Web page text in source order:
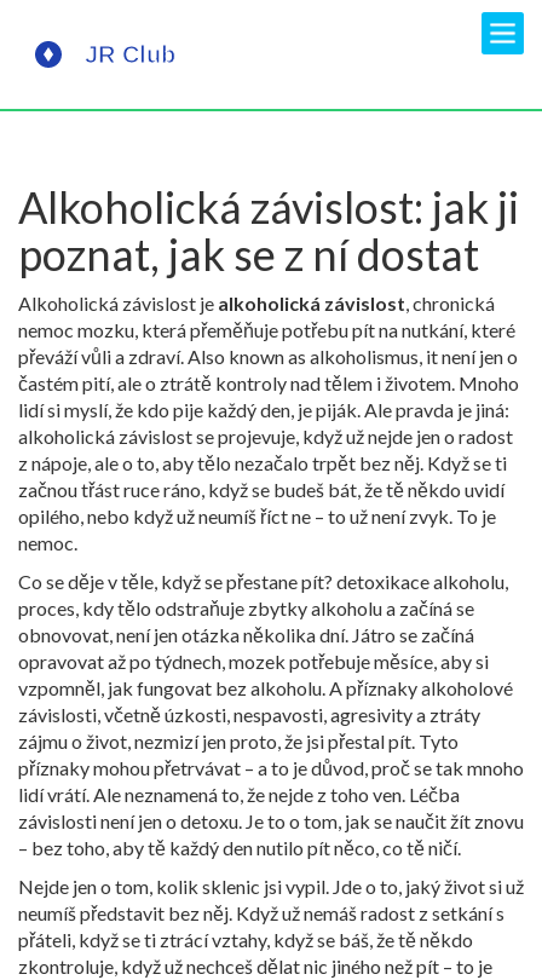
Alkoholická závislost: jak ji
poznat, jak se z ní dostat
Alkoholická závislost je alkoholická závislost,chronická
nemoc mozku, která přeměňuje potřebu pít na nutkání, které
převáží vůli a zdraví. Also known as alkoholismus, itnení jen o
častém pití, ale o ztrátě kontroly nad tělem i životem. Mnoho
lidí si myslí, že kdo pije každý den, je piják. Ale pravda je jiná:
alkoholická závislost se projevuje, když už nejde jen o radost
z nápoje, ale o to, aby tělo nezačalo trpět bez něj. Když se ti
začnou třást ruce ráno, když se budeš bát, že tě někdo uvidí
opilého, nebo když už neumíš říct ne – to už není zvyk. To je
nemoc.
Co se děje v těle, když se přestane pít? detoxikace alkoholu,
proces, kdy tělo odstraňuje zbytky alkoholu a začíná se
obnovovat, není jen otázka několika dní. Játro se začíná
opravovat až po týdnech, mozek potřebuje měsíce, aby si
vzpomněl, jak fungovat bez alkoholu. Apříznaky alkoholové
závislosti,včetně úzkosti, nespavosti, agresivity a ztráty
zájmu o život, nezmizí jen proto, že jsi přestal pít. Tyto
příznaky mohou přetrvávat – a to je důvod, proč se tak mnoho
lidí vrátí. Ale neznamená to, že nejde z toho ven. Léčba
závislosti není jen o detoxu. Je to o tom, jak se naučit žít znovu
– bez toho, aby tě každý den nutilo pít něco, co tě ničí.
Nejde jen o tom, kolik sklenic jsi vypil. Jde o to, jaký život si už
neumíš představit bez něj. Když už nemáš radost z setkání s
přáteli, když se ti ztrácí vztahy, když se báš, že tě někdo
zkontroluje, když už nechceš dělat nic jiného než pít – to je